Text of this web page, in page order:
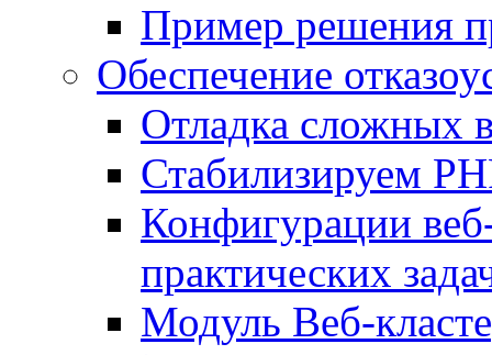
Пример решения
Обеспечение
Отладка сложных
Стабилизируем
Конфигурации
практических
Модуль Веб-